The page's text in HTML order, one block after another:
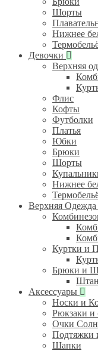
Шорты
Нижнее
Девочки
Верхняя
Флис
Кофты
Футболки
Платья
Юбки
Брюки
Шорты
Нижнее
Верхняя Одежда
Куртки и
Брюки и
Аксессуары
Носки и
Рюкзаки и
Очки
Подтяжки
Шапки